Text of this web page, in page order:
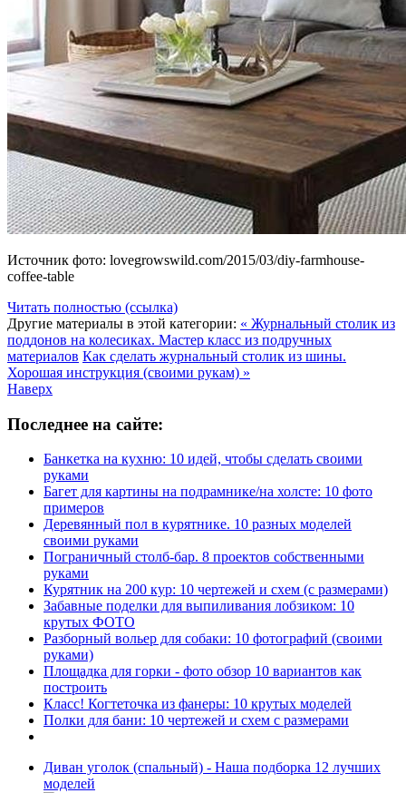
Источник фото: lovegrowswild.com/2015/03/diy-farmhouse-
coffee-table
Читать полностью (ссылка)
Другие материалы в этой категории: « Журнальный столик из
поддонов на колесиках. Мастер класс из подручных
материалов Как сделать журнальный столик из шины.
Хорошая инструкция (своими рукам) »
Наверх
Последнее на сайте:
Банкетка на кухню: 10 идей, чтобы сделать своими
руками
Багет для картины на подрамнике/на холсте: 10 фото
примеров
Деревянный пол в курятнике. 10 разных моделей
своими руками
Пограничный столб-бар. 8 проектов собственными
руками
Курятник на 200 кур: 10 чертежей и схем (с размерами)
Забавные поделки для выпиливания лобзиком: 10
крутых ФОТО
Разборный вольер для собаки: 10 фотографий (своими
руками)
Площадка для горки - фото обзор 10 вариантов как
построить
Класс! Когтеточка из фанеры: 10 крутых моделей
Полки для бани: 10 чертежей и схем с размерами
Диван уголок (спальный) - Наша подборка 12 лучших
моделей